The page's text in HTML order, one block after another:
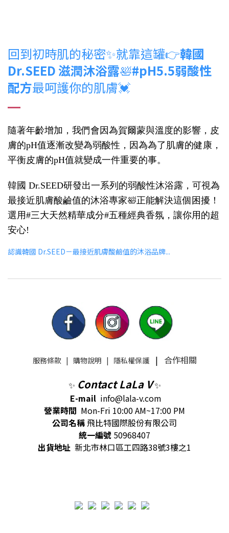
回到初時肌的秘密✨就靠這罐👉韓國
Dr.SEED 滋潤沐浴露🛀#pH5.5弱酸性
配方最呵護你的肌膚💓
隨著年齡增加，我們會因為賀爾蒙與溫度的影響，皮
膚的pH值逐漸改變為弱酸性，因為為了肌膚的健康，
平衡皮膚的pH值就變成一件重要的事。
韓國 Dr.SEED研發出一系列的弱酸性沐浴露，可視為
最接近肌膚酸鹼值的沐浴專家🛀正能解決這個困擾！
選用#三大天然精華成分#五種經典香氛，讓你用的超
安心!
認識韓國 Dr.SEED－最接近肌膚酸鹼值的沐浴品牌...
服務條款| 購物說明 | 隱私權保護| 合作相關
✨ Contact LaLa V✨
E-mail info@lala-v.com
營業時間 Mon-Fri 10:00 AM~17:00 PM
公司名稱飛比特國際股份有限公司
統一編號 50968407
出貨地址 新北市林口區工四路38號3樓之1